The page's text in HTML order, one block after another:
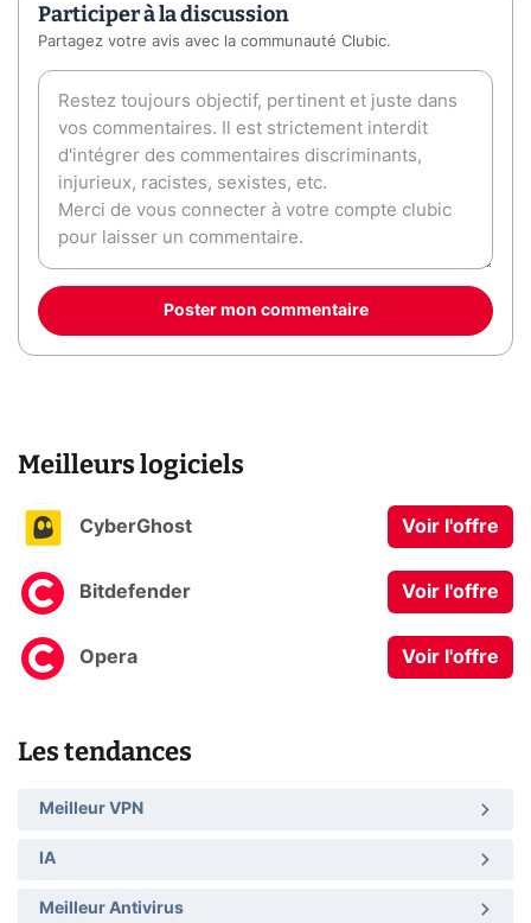
Participer à la discussion
Partagez votre avis avec la communauté Clubic.
Poster mon commentaire
Meilleurs logiciels
CyberGhost Voir l'offre
Bitdefender Voir l'offre
Opera Voir l'offre
Les tendances
Meilleur VPN
IA
Meilleur Antivirus